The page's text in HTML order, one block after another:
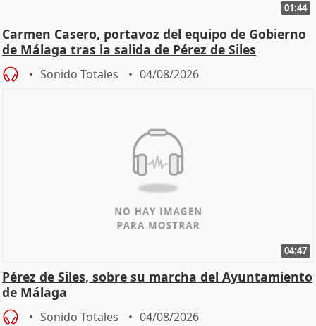
01:44
Carmen Casero, portavoz del equipo de Gobierno
de Málaga tras la salida de Pérez de Siles
Sonido Totales 04/08/2026
04:47
Pérez de Siles, sobre su marcha del Ayuntamiento
de Málaga
Sonido Totales 04/08/2026